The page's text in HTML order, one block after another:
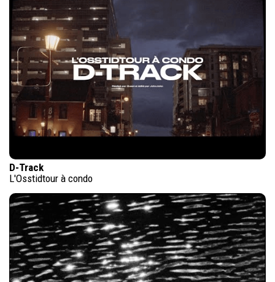
D-Track
L'Osstidtour à condo